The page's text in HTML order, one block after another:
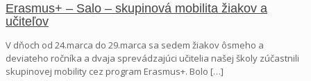
Erasmus+ – Salo – skupinová mobilita žiakov a
učiteľov
V dňoch od 24.marca do 29.marca sa sedem žiakov ôsmeho a
deviateho ročníka a dvaja sprevádzajúci učitelia našej školy zúčastnili
skupinovej mobility cez program Erasmus+. Bolo […]